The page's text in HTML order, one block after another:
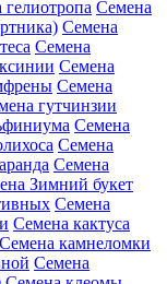
Семена
Семена
Семена
Семена
Семена
гутчинзии
Семена
Семена
Семена
Зимний букет
Семена
Семена кактуса
Семена камнеломки
Семена